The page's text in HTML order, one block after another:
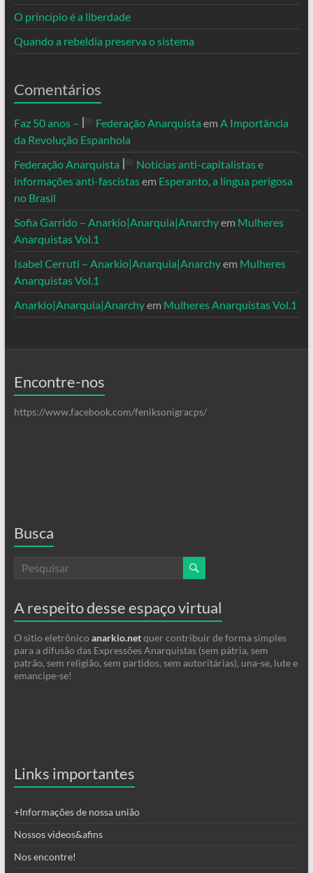
O princípio é a liberdade
Quando a rebeldia preserva o sistema
Comentários
Faz 50 anos – Federação Anarquista em A Importância
da Revolução Espanhola
Federação Anarquista
Notícias anti-capitalistas e
informações anti-fascistasem Esperanto, a língua perigosa
no Brasil
Sofia Garrido – Anarkio|Anarquia|Anarchyem Mulheres
Anarquistas Vol.1
Isabel Cerruti – Anarkio|Anarquia|Anarchyem Mulheres
Anarquistas Vol.1
Anarkio|Anarquia|Anarchyem Mulheres Anarquistas Vol.1
Encontre-nos
https://www.facebook.com/feniksonigracps/
Busca
A respeito desse espaço virtual
O sitio eletrônico anarkio.netquer contribuir de forma simples
para a difusão das Expressões Anarquistas (sem pátria, sem
patrão, sem religião, sem partidos, sem autoritárias), una-se, lute e
emancipe-se!
Links importantes
+Informações de nossa união
Nossos videos&afins
Nos encontre!